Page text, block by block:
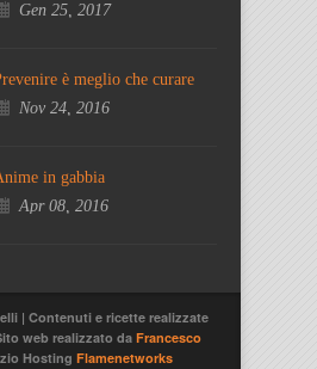
Gen 25, 2017
è meglio che curare
Nov 24, 2016
in gabbia
Apr 08, 2016
| Contenuti e ricette realizzate
web realizzato daFrancesco
Hosting Flamenetworks